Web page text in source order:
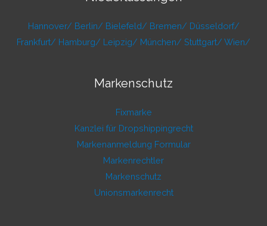
Hannover/ Berlin/ Bielefeld/ Bremen/ Düsseldorf/
Frankfurt/ Hamburg/ Leipzig/ München/ Stuttgart/ Wien/
Markenschutz
Fixmarke
Kanzlei für Dropshippingrecht
Markenanmeldung Formular
Markenrechtler
Markenschutz
Unionsmarkenrecht